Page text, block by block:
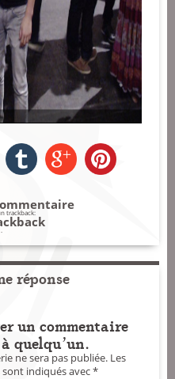
trackback:
réponse
un commentaire
quelqu'un.
ne sera pas publiée.Les
indiqués avec*